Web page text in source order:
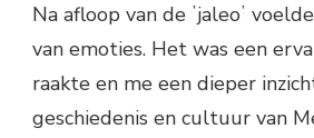
Na afloop van de ʼjaleoʼ
van emoties. Het was een
raakte en me een dieper
geschiedenis en cultuur van